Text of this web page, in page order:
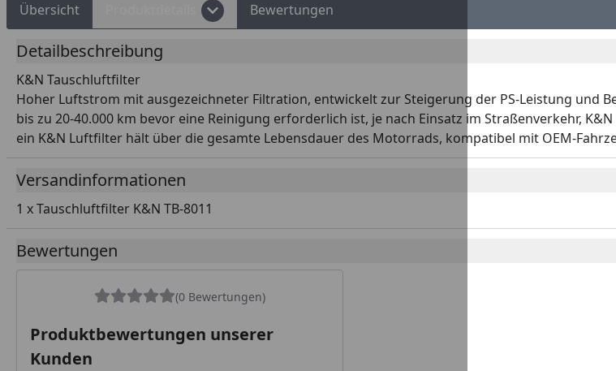
Übersicht Bewertungen
Detailbeschreibung
K&N Tauschluftfilter
Hoher Luftstrom mit ausgezeichneter Filtration, entwickelt zur Steigerung der PS-Leistung und
bis zu 20-40.000 km bevor eine Reinigung erforderlich ist, je nach Einsatz im Straßenverkehr,
ein K&N Luftfilter hält über die gesamte Lebensdauer des Motorrads, kompatibel mit OEM-
Versandinformationen
1 x Tauschluftfilter K&N TB-8011
Bewertungen
(0 Bewertungen)
Produktbewertungen unserer
Kunden